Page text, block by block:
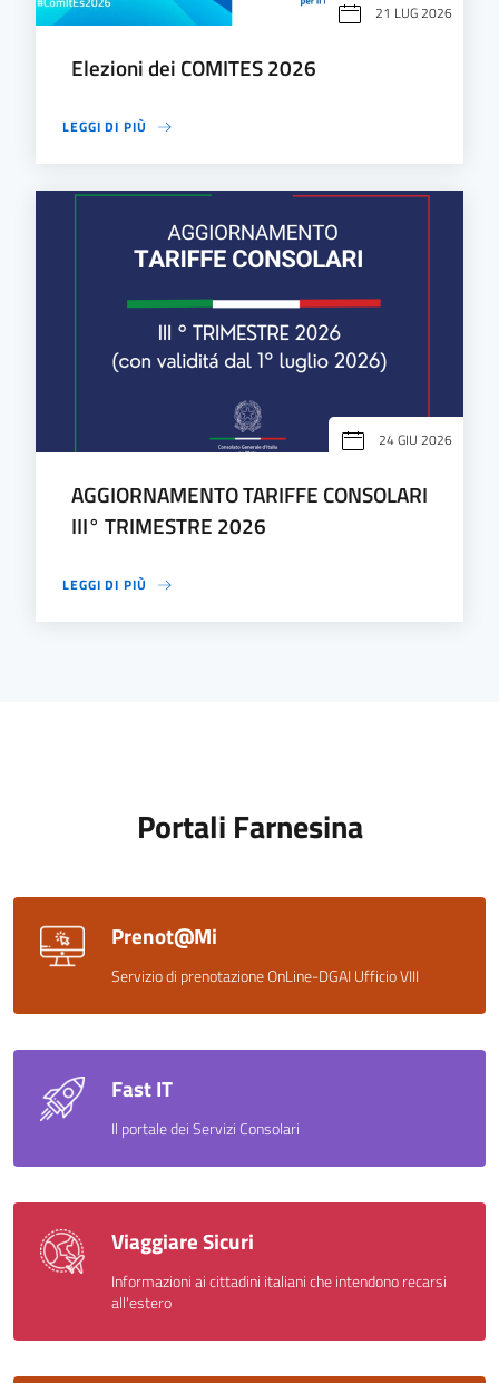
21 LUG 2026
Elezioni dei COMITES 2026
LEGGI DI PIÙ
24 GIU 2026
AGGIORNAMENTO TARIFFE CONSOLARI
III° TRIMESTRE 2026
LEGGI DI PIÙ
Portali Farnesina
Prenot@Mi
Servizio di prenotazione OnLine-DGAI Ufficio VIII
Fast IT
Il portale dei Servizi Consolari
Viaggiare Sicuri
Informazioni ai cittadini italiani che intendono recarsi
all'estero